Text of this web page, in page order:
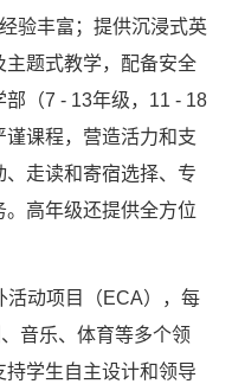
验丰富；提供沉浸式英
题式教学，配备安全
（7 - 13年级，11 - 18
课程，营造活力和支
走读和寄宿选择、专
高年级还提供全方位
活动项目（ECA），每
音乐、体育等多个领
学生自主设计和领导